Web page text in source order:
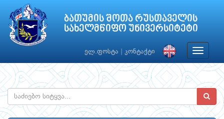
ბათუმის შოთა რუსთაველის
სახელმწიფო უნივერსიტეტი
ელ.ფოსტა კონტაქტი
Toggle